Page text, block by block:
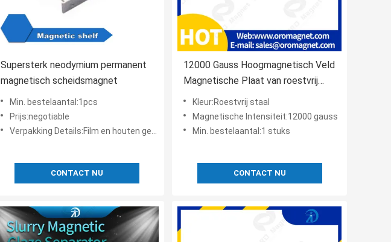
Supersterk neodymium permanent
magnetisch scheidsmagnet
Min. bestelaantal:1pcs
Prijs:negotiable
Verpakking Details:Film en houten geval
CONTACT NU
12000 Gauss Hoogmagnetisch Veld
Magnetische Plaat van roestvrij
staal Voor het scheiden van
ijzerslakken
Kleur:Roestvrij staal
Magnetische Intensiteit:12000 gauss
Min. bestelaantal:1 stuks
CONTACT NU